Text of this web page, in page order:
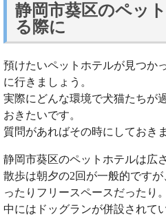
静岡市葵区のペッ
る際に
預けたいペットホテルが見つか
に行きましょう。
実際にどんな環境で犬猫たちが
おきたいです。
質問があればその時にしておき
静岡市葵区のペットホテルは広
散歩は朝夕の2回が一般的です
ったりフリースペースだったり。
中にはドッグランが併設されて